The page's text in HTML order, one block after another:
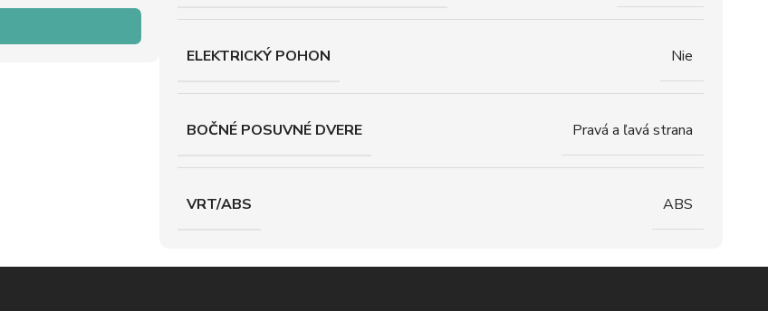
ELEKTRICKÝ POHON Nie
BOČNÉ POSUVNÉ DVERE Pravá a ľavá strana
VRT/ABS ABS